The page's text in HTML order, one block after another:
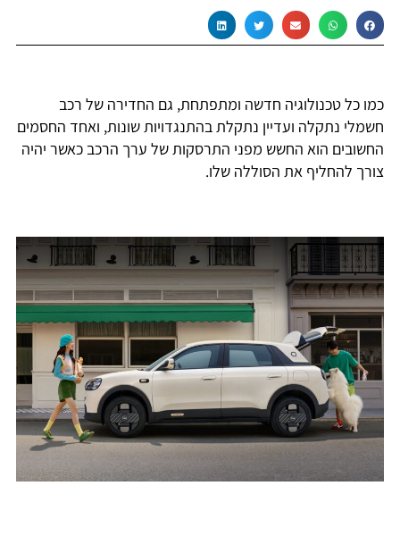
כמו כל טכנולוגיה חדשה ומתפתחת, גם החדירה של רכב
חשמלי נתקלה ועדיין נתקלת בהתנגדויות שונות, ואחד החסמים
החשובים הוא החשש מפני התרסקות של ערך הרכב כאשר יהיה
צורך להחליף את הסוללה שלו.